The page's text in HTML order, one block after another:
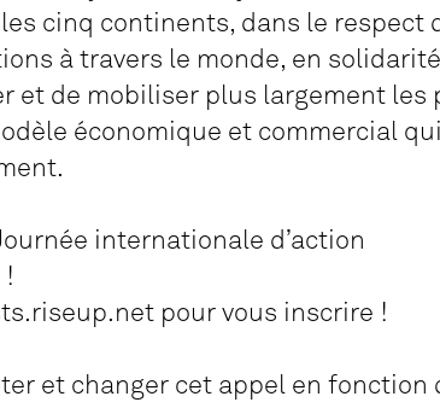
cinq continents, dans le respect
à travers le monde, en
et de mobiliser plus largement les
économique et commercial
internationale d’action
!
pour vous inscrire !
et changer cet appel en fonction